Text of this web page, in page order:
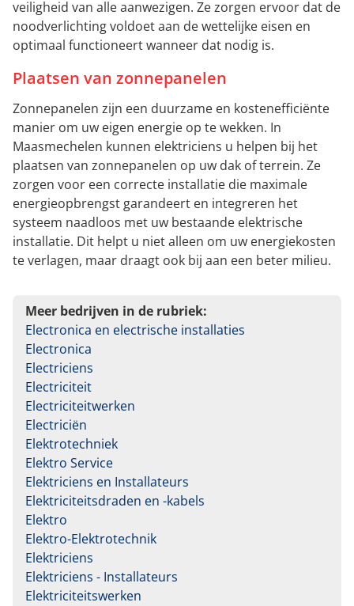
veiligheid van alle aanwezigen. Ze zorgen ervoor dat de
noodverlichting voldoet aan de wettelijke eisen en
optimaal functioneert wanneer dat nodig is.
Plaatsen van zonnepanelen
Zonnepanelen zijn een duurzame en kostenefficiënte
manier om uw eigen energie op te wekken. In
Maasmechelen kunnen elektriciens u helpen bij het
plaatsen van zonnepanelen op uw dak of terrein. Ze
zorgen voor een correcte installatie die maximale
energieopbrengst garandeert en integreren het
systeem naadloos met uw bestaande elektrische
installatie. Dit helpt u niet alleen om uw energiekosten
te verlagen, maar draagt ook bij aan een beter milieu.
Meer bedrijven in de rubriek:
Electronica en electrische installaties
Electronica
Electriciens
Electriciteit
Electriciteitwerken
Electriciën
Elektrotechniek
Elektro Service
Elektriciens en Installateurs
Elektriciteitsdraden en -kabels
Elektro
Elektro-Elektrotechnik
Elektriciens
Elektriciens - Installateurs
Elektriciteitswerken